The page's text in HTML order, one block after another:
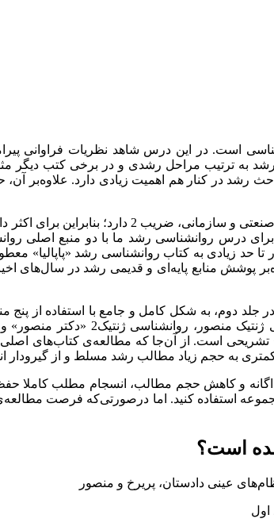
است. در این درس شاهد نظریات فراوانی
به ترتیب مراحل رشدی و در برخی کتب دیگر
رشد در کنار هم اهمیت زیادی دارد. علاوه‌بر
این درس در کنکور ارشد برای همه‌ی گرایش‌ها به
درس روانشناسی رشد ما با دو منبع اصلی
روان آموز 28 فصل، براساس
به حجم زیاد مطالب رشد مسلط و از گیرودار
و کاهش حجم مطالب، انسجام مطلب کاملا حفظ
استفاده کنید. اما درصورتی‌که فرصت
اول